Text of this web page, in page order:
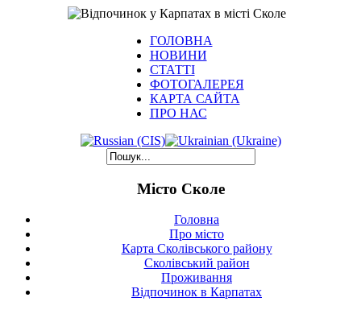
ГОЛОВНА
НОВИНИ
СТАТТІ
ФОТОГАЛЕРЕЯ
КАРТА САЙТА
ПРО НАС
Місто Сколе
Головна
Про місто
Карта Сколівського району
Сколівський район
Проживання
Відпочинок в Карпатах